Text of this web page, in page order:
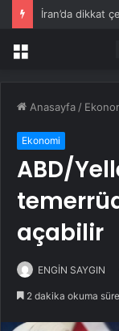
Menü
Anasayfa /
Ekonomi
ABD/
açabilir
ENGİN SAYGIN
2 dakika okuma